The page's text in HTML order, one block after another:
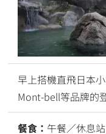
早上搭機直飛日本
Mont-bell等品牌的
餐食： 午餐／休息